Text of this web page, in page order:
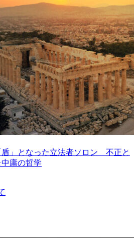
」となった立法者ソロン 不正と
庸の哲学